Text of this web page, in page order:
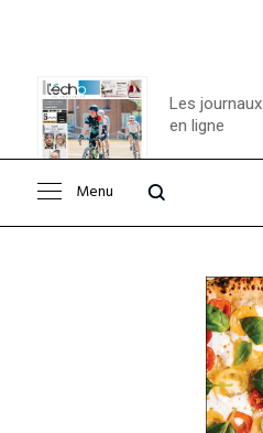
Consulter le
Les journaux
en ligne
Menu